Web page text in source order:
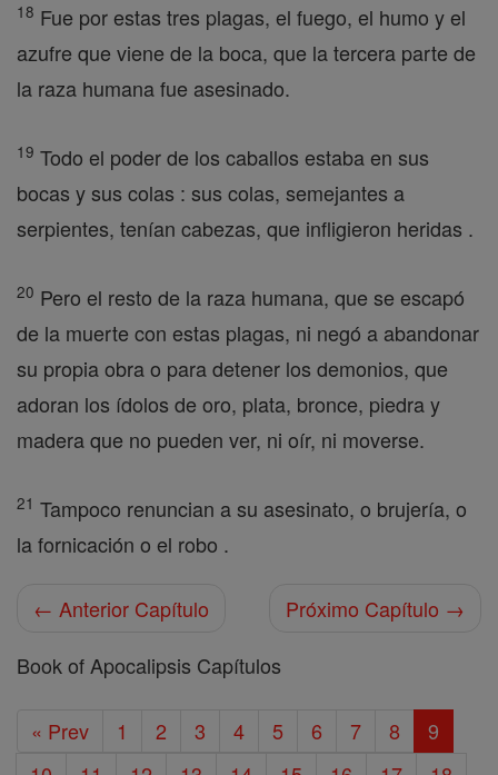
18 Fue por estas tres plagas, el fuego, el humo y el
azufre que viene de la boca, que la tercera parte de
la raza humana fue asesinado.
19 Todo el poder de los caballos estaba en sus
bocas y sus colas : sus colas, semejantes a
serpientes, tenían cabezas, que infligieron heridas .
20 Pero el resto de la raza humana, que se escapó
de la muerte con estas plagas, ni negó a abandonar
su propia obra o para detener los demonios, que
adoran los ídolos de oro, plata, bronce, piedra y
madera que no pueden ver, ni oír, ni moverse.
21 Tampoco renuncian a su asesinato, o brujería, o
la fornicación o el robo .
← Anterior Capítulo
Próximo Capítulo →
Book of Apocalipsis Capítulos
« Prev 1 2 3 4 5 6 7 8
9